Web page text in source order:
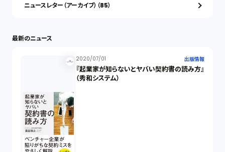
ニュースレター（アーカイブ）（85）
最新のニュース
2020/07/01 出版情報
『起業家が知らないとヤバい契約書の読み方』
（秀和システム）